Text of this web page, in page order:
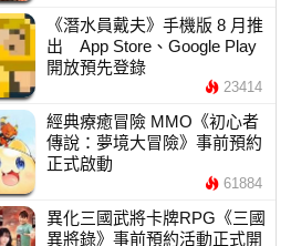
《潛水員戴夫》手機版 8 月推
出 App Store、Google Play
開放預先登錄
23414
經典療癒冒險 MMO《初心者
傳說：夢境大冒險》事前預約
正式啟動
61884
異化三國武將卡牌RPG《三國
異將錄》事前預約活動正式開